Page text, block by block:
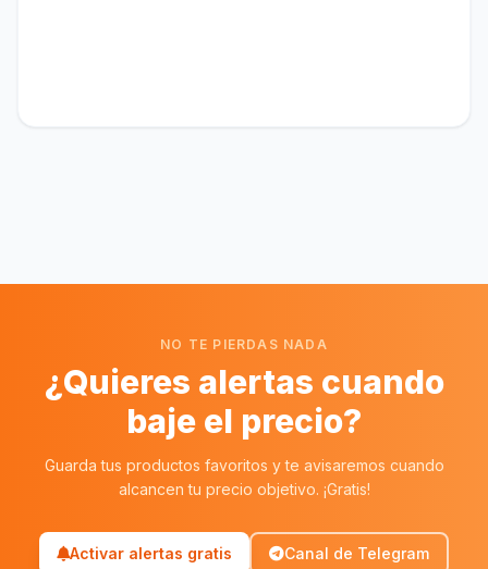
NO TE PIERDAS NADA
¿Quieres alertas cuando
baje el precio?
Guarda tus productos favoritos y te avisaremos cuando
alcancen tu precio objetivo. ¡Gratis!
Activar alertas gratis Canal de Telegram